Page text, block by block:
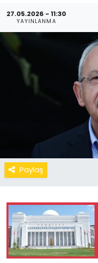
27.05.2026 - 11:30
YAYINLANMA
Paylaş